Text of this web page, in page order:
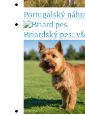
Portugalský
Briardský pes: